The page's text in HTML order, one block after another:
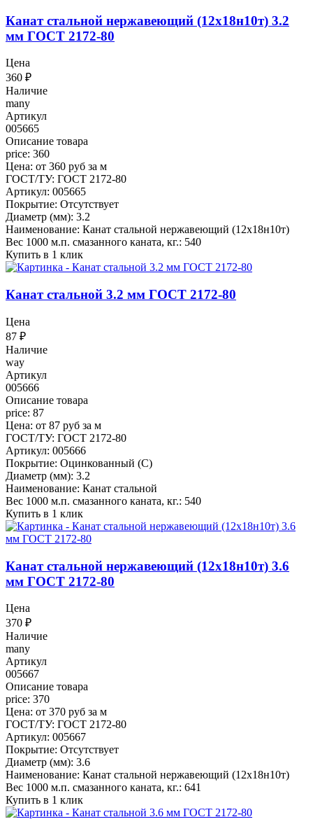
Канат стальной нержавеющий (12х18н10т) 3.2
мм ГОСТ 2172-80
Цена
360 ₽
Наличие
many
Артикул
005665
Описание товара
price: 360
Цена: от 360 руб за м
ГОСТ/ТУ: ГОСТ 2172-80
Артикул: 005665
Покрытие: Отсутствует
Диаметр (мм): 3.2
Наименование: Канат стальной нержавеющий (12х18н10т)
Вес 1000 м.п. смазанного каната, кг.: 540
Купить в 1 клик
Канат стальной 3.2 мм ГОСТ 2172-80
Цена
87 ₽
Наличие
way
Артикул
005666
Описание товара
price: 87
Цена: от 87 руб за м
ГОСТ/ТУ: ГОСТ 2172-80
Артикул: 005666
Покрытие: Оцинкованный (С)
Диаметр (мм): 3.2
Наименование: Канат стальной
Вес 1000 м.п. смазанного каната, кг.: 540
Купить в 1 клик
Канат стальной нержавеющий (12х18н10т) 3.6
мм ГОСТ 2172-80
Цена
370 ₽
Наличие
many
Артикул
005667
Описание товара
price: 370
Цена: от 370 руб за м
ГОСТ/ТУ: ГОСТ 2172-80
Артикул: 005667
Покрытие: Отсутствует
Диаметр (мм): 3.6
Наименование: Канат стальной нержавеющий (12х18н10т)
Вес 1000 м.п. смазанного каната, кг.: 641
Купить в 1 клик